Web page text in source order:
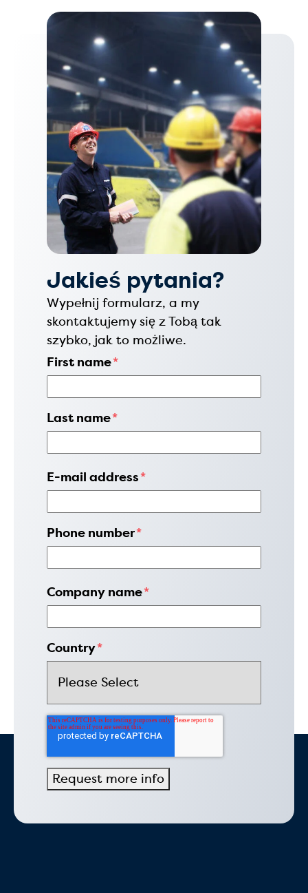
Jakieś pytania?
Wypełnij formularz, a my
skontaktujemy się z Tobą tak
szybko, jak to możliwe.
First name*
Last name*
E-mail address*
Phone number*
Company name*
Country*